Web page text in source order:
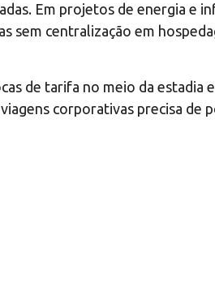
Em projetos de energia e
sem centralização em
de tarifa no meio da estadia
corporativas precisa de